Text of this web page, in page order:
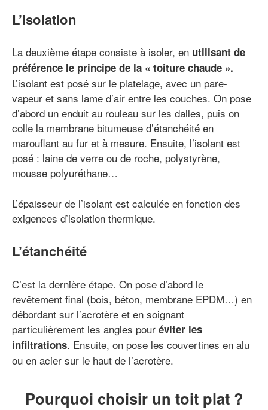
L’isolation
La deuxième étape consiste à isoler, en utilisant de
préférence le principe de la « toiture chaude ».
L’isolant est posé sur le platelage, avec un pare-
vapeur et sans lame d’air entre les couches. On pose
d’abord un enduit au rouleau sur les dalles, puis on
colle la membrane bitumeuse d’étanchéité en
marouflant au fur et à mesure. Ensuite, l’isolant est
posé : laine de verre ou de roche, polystyrène,
mousse polyuréthane…
L’épaisseur de l’isolant est calculée en fonction des
exigences d’isolation thermique.
L’étanchéité
C’est la dernière étape. On pose d’abord le
revêtement final (bois, béton, membrane EPDM…) en
débordant sur l’acrotère et en soignant
particulièrement les angles pour éviter les
infiltrations. Ensuite, on pose les couvertines en alu
ou en acier sur le haut de l’acrotère.
Pourquoi choisir un toit plat ?